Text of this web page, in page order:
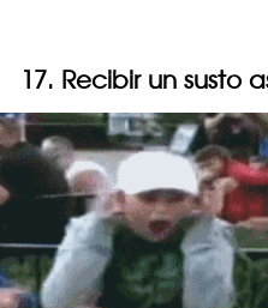
17. Recibir un susto